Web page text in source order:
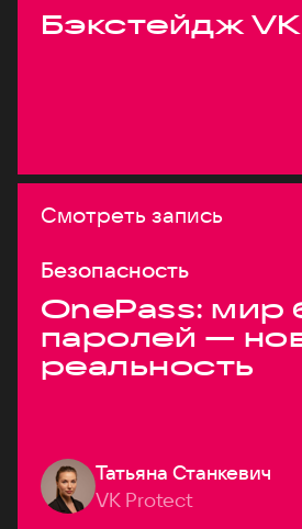
Бэкстейдж
Смотреть запись
Безопасность
OnePass: мир
паролей —
реальность
Татьяна Станкевич
VK Protect